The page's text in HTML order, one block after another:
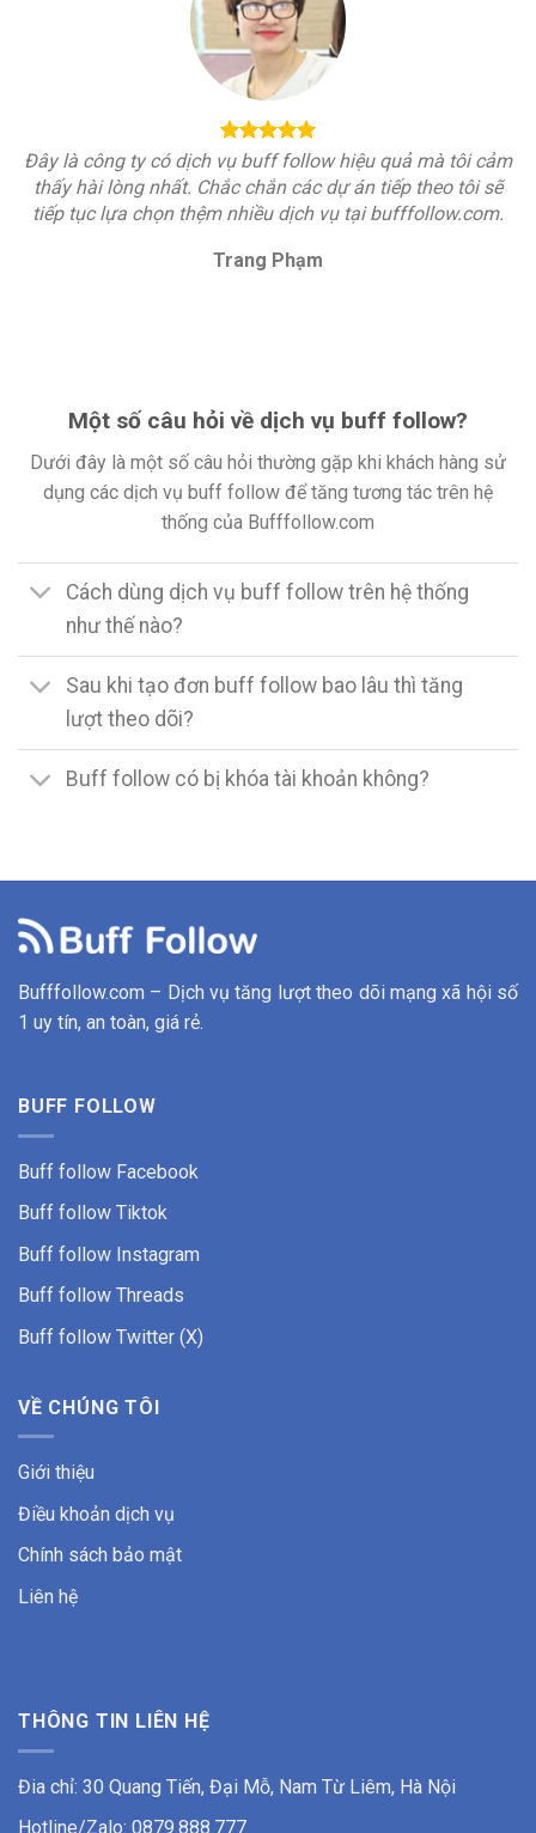
Đây là công ty có dịch vụ buff follow hiệu quả mà tôi cảm
thấy hài lòng nhất. Chắc chắn các dự án tiếp theo tôi sẽ
tiếp tục lựa chọn thệm nhiều dịch vụ tại bufffollow.com.
Trang Phạm
Một số câu hỏi về dịch vụ buff follow?
Dưới đây là một số câu hỏi thường gặp khi khách hàng sử
dụng các dịch vụ buff follow để tăng tương tác trên hệ
thống của Bufffollow.com
Cách dùng dịch vụ buff follow trên hệ thống
như thế nào?
Sau khi tạo đơn buff follow bao lâu thì tăng
lượt theo dõi?
Buff follow có bị khóa tài khoản không?
Bufffollow.com – Dịch vụ tăng lượt theo dõi mạng xã hội số
1 uy tín, an toàn, giá rẻ.
BUFF FOLLOW
Buff follow Facebook
Buff follow Tiktok
Buff follow Instagram
Buff follow Threads
Buff follow Twitter (X)
VỀ CHÚNG TÔI
Giới thiệu
Điều khoản dịch vụ
Chính sách bảo mật
Liên hệ
THÔNG TIN LIÊN HỆ
Đia chỉ: 30 Quang Tiến, Đại Mỗ, Nam Từ Liêm, Hà Nội
Hotline/Zalo: 0879.888.777